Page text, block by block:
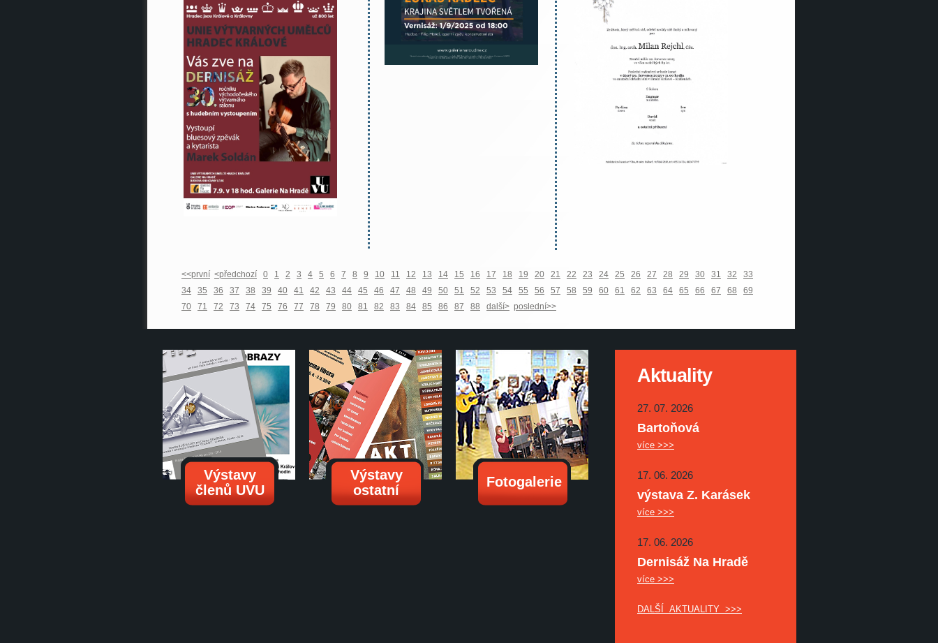
<<první <předchozí 0 1 2 3 4 5 6 7 8 9 10 11 12 13 14 15 16 17 18 19 20 21 22 23 24 25 26 27 28 29 30 31 32
33
34
35 36 37 38 39 40 41 42 43 44 45 46 47 48 49 50 51 52 53 54 55 56 57 58 59 60 61 62 63 64 65 66 67 68
69
70
71 72 73 74 75 76 77 78 79 80 81 82 83 84 85 86 87 88 další> poslední>>
Výstavy
členů UVU
Výstavy
ostatní
Fotogalerie
Aktuality
27. 07. 2026
Bartoňová
více >>>
17. 06. 2026
výstava Z. Karásek
více >>>
17. 06. 2026
Dernisáž Na Hradě
více >>>
DALŠÍ AKTUALITY >>>